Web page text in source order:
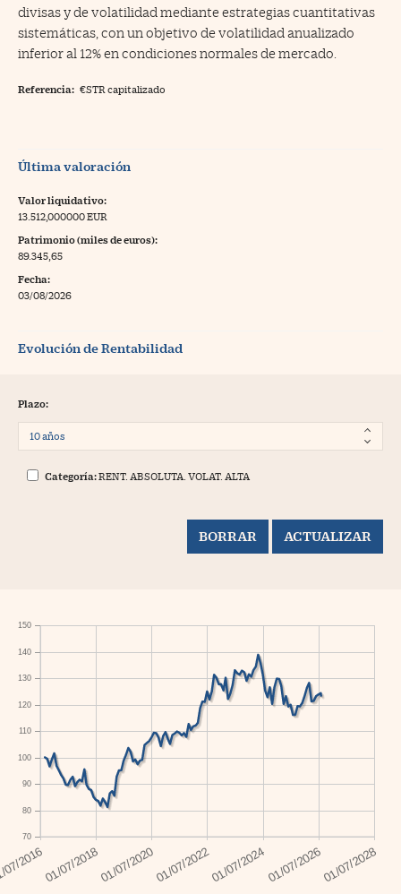
divisas y de volatilidad mediante estrategias cuantitativas
sistemáticas, con un objetivo de volatilidad anualizado
inferior al 12% en condiciones normales de mercado.
Referencia: €STR capitalizado
Última valoración
Valor liquidativo:
13.512,000000 EUR
Patrimonio (miles de euros):
89.345,65
Fecha:
03/08/2026
Evolución de Rentabilidad
Plazo:
Categoría:RENT. ABSOLUTA. VOLAT. ALTA
70
80
90
100
110
120
130
140
150